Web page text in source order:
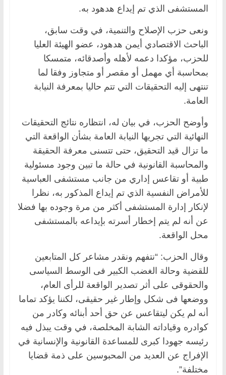
المستشفى الذي تم إيداع هدهود به.
ونعى حزب الإصلاح والتنمية، في وقت سابق،
الباحث الاقتصادي أيمن هدهود، عضو الهيئة العليا
للحزب، مؤكدا دعمه لأهله وأصدقائه، متمسكا
بمحاسبة أي مهمل أو مقصر أو متجاوز وفقا لما
تنتهى إليه التحقيقات التي تتم حاليا بمعرفة النيابة
العامة.
وأوضح الحزب، في بيان له، انتظاره نتائج التحقيقات
النهائية التي تجريها النيابة العامة بشأن الواقعة التي
ما تزال قيد التحقيق، حتى تتسنى معرفة الحقيقة
والمحاسبة القانونية في حالة ما تبين وجود مسئولية
طبية أو تقاعس إداري من جانب مستشفى العباسية
للأمراض النفسية الذي تم إيداع المذكور به، نظرا
لإنكار إدارة المستشفى أكثر من مرة وجوده بها فضلا
عن أنه لم يتم إخطار أسرته بإيداعه بالمستشفى
محل الواقعة.
وقال الحزب: “نتفهم ونقدر مشاعر كل المتابعين
للقضية وحالة الغضب الكبير فى الوسط السياسى
والحقوقى على أثر تصدير الواقعة للرأى العام،
ووضعها فى شكل وإطار غير حقيقى، لكننا يؤكد تماما
أنه لم يكن ليتقاعس عن حق أحد أبنائه وكادر من
كوادره وقياداته الشابة المخلصة، في وقت يبذل فيه
رئيسه جهودا كبرى للمساعدة القانونية والإنسانية في
الإفراج عن العديد من المحبوسين على ذمة قضايا
مختلفة”.